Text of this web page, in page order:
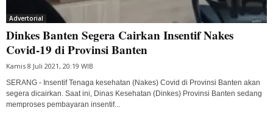
Advertorial
Dinkes Banten Segera Cairkan Insentif Nakes
Covid-19 di Provinsi Banten
Kamis 8 Juli 2021, 20:19 WIB
SERANG - Insentif Tenaga kesehatan (Nakes) Covid di Provinsi Banten akan
segera dicairkan. Saat ini, Dinas Kesehatan (Dinkes) Provinsi Banten sedang
memproses pembayaran insentif...